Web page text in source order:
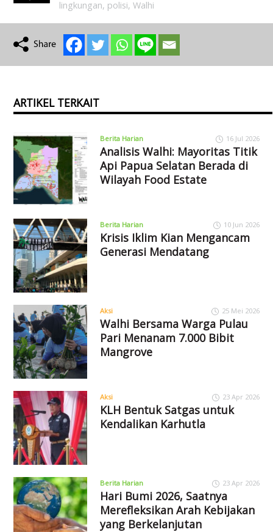
lingkungan, polisi,Walhi
ARTIKEL TERKAIT
Berita Harian 16 Jul 2026
Analisis Walhi: Mayoritas Titik
Api Papua Selatan Berada di
Wilayah Food Estate
Berita Harian 10 Jun 2026
Krisis Iklim Kian Mengancam
Generasi Mendatang
Aksi 25 Mei 2026
Walhi Bersama Warga Pulau
Pari Menanam 7.000 Bibit
Mangrove
Aksi 23 Apr 2026
KLH Bentuk Satgas untuk
Kendalikan Karhutla
Berita Harian 23 Apr 2026
Hari Bumi 2026, Saatnya
Merefleksikan Arah Kebijakan
yang Berkelanjutan